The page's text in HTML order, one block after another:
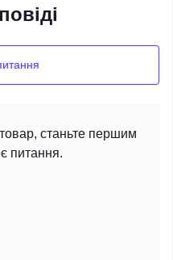
станьте першим
питання.